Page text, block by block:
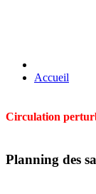
Accueil
Circulation
Planning des